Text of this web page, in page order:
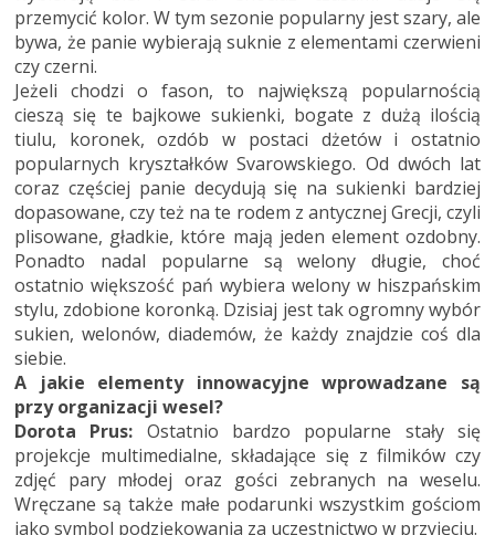
przemycić kolor. W tym sezonie popularny jest szary, ale
bywa, że panie wybierają suknie z elementami czerwieni
czy czerni.
Jeżeli chodzi o fason, to największą popularnością
cieszą się te bajkowe sukienki, bogate z dużą ilością
tiulu, koronek, ozdób w postaci dżetów i ostatnio
popularnych kryształków Svarowskiego. Od dwóch lat
coraz częściej panie decydują się na sukienki bardziej
dopasowane, czy też na te rodem z antycznej Grecji, czyli
plisowane, gładkie, które mają jeden element ozdobny.
Ponadto nadal popularne są welony długie, choć
ostatnio większość pań wybiera welony w hiszpańskim
stylu, zdobione koronką. Dzisiaj jest tak ogromny wybór
sukien, welonów, diademów, że każdy znajdzie coś dla
siebie.
A jakie elementy innowacyjne wprowadzane są
przy organizacji wesel?
Dorota Prus: Ostatnio bardzo popularne stały się
projekcje multimedialne, składające się z filmików czy
zdjęć pary młodej oraz gości zebranych na weselu.
Wręczane są także małe podarunki wszystkim gościom
jako symbol podziękowania za uczestnictwo w przyjęciu.